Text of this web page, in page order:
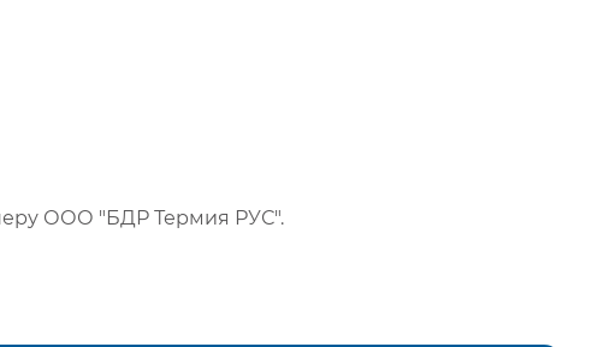
ООО "БДР Термия РУС".